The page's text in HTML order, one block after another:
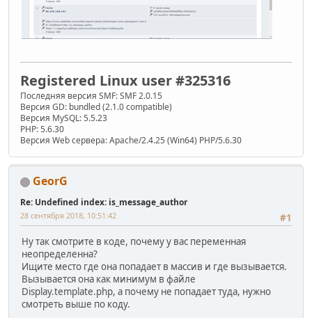
Registered Linux user #325316
Последняя версия SMF: SMF 2.0.15
Версия GD: bundled (2.1.0 compatible)
Версия MySQL: 5.5.23
PHP: 5.6.30
Версия Web сервера: Apache/2.4.25 (Win64) PHP/5.6.30
GeorG
Re: Undefined index: is_message_author
#1
28 сентября 2018, 10:51:42
Ну так смотрите в коде, почему у вас переменная
неопределенна?
Ищите место где она попадает в массив и где вызывается.
Вызывается она как минимум в файле
Display.template.php, а почему не попадает туда, нужно
смотреть выше по коду.